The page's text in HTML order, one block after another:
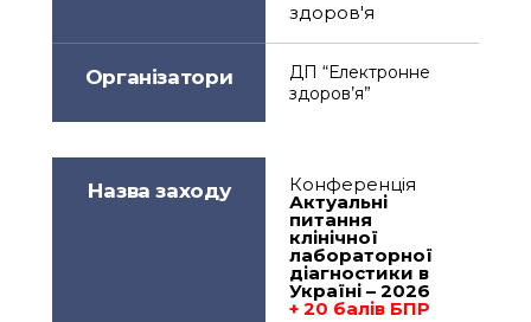
здоров'я
Організатори
ДП “Електронне
здоров’я”
Назва заходу Конференція
Актуальні
питання
клінічної
лабораторної
діагностики в
Україні – 2026
+ 20 балів БПР